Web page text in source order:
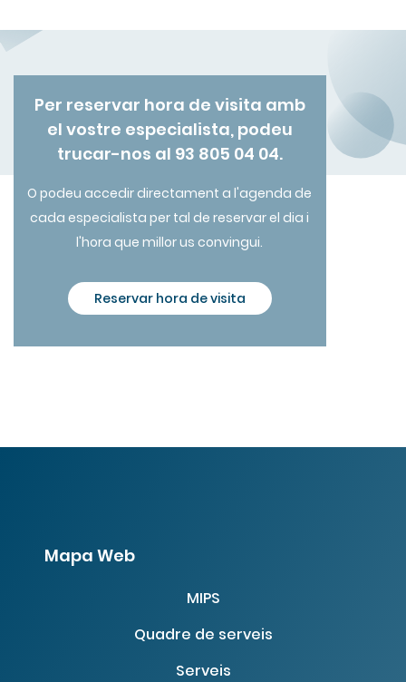
Per reservar hora de visita amb
el vostre especialista, podeu
trucar-nos al 93 805 04 04.
O podeu accedir directament a l'agenda de
cada especialista per tal de reservar el dia i
l'hora que millor us convingui.
Reservar hora de visita
Mapa Web
MIPS
Quadre de serveis
Serveis